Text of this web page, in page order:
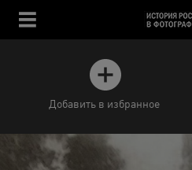
Добавить в избранное